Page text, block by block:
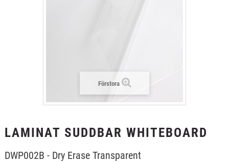
Förstora
LAMINAT SUDDBAR WHITEBOARD
DWP002B - Dry Erase Transparent